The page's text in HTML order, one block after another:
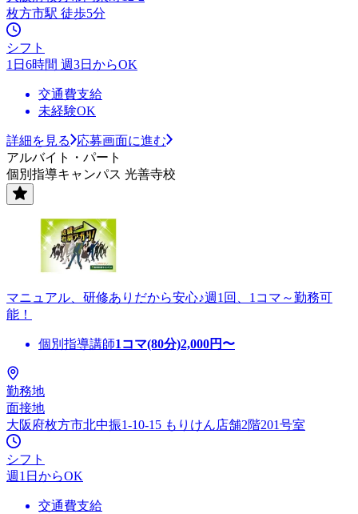
枚方市駅 徒歩5分
シフト
1日6時間 週3日からOK
交通費支給
未経験OK
詳細を見る
応募画面に進む
アルバイト・パート
個別指導キャンパス 光善寺校
マニュアル、研修ありだから安心♪週1回、1コマ～勤務可
能！
個別指導講師1コマ(80分)2,000円〜
勤務地
面接地
大阪府枚方市北中振1-10-15 もりけん店舗2階201号室
シフト
週1日からOK
交通費支給